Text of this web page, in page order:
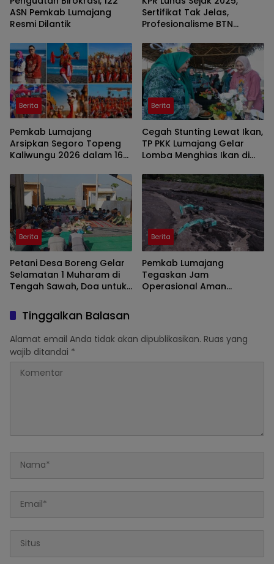
ASN Pemkab Lumajang
Resmi Dilantik
Sertifikat Tak Jelas,
Profesionalisme BTN
Berita
Pemkab Lumajang
Arsipkan Segoro Topeng
Kaliwungu 2026 dalam 160
Berita
Cegah Stunting Lewat Ikan,
TP PKK Lumajang Gelar
Lomba Menghias Ikan di
Berita
Petani Desa Boreng Gelar
Selamatan 1 Muharam di
Tengah Sawah, Doa untuk
Berita
Pemkab Lumajang
Tegaskan Jam
Operasional Aman
Tinggalkan Balasan
Alamat email Anda tidak akan dipublikasikan. Ruas yang
wajib ditandai *